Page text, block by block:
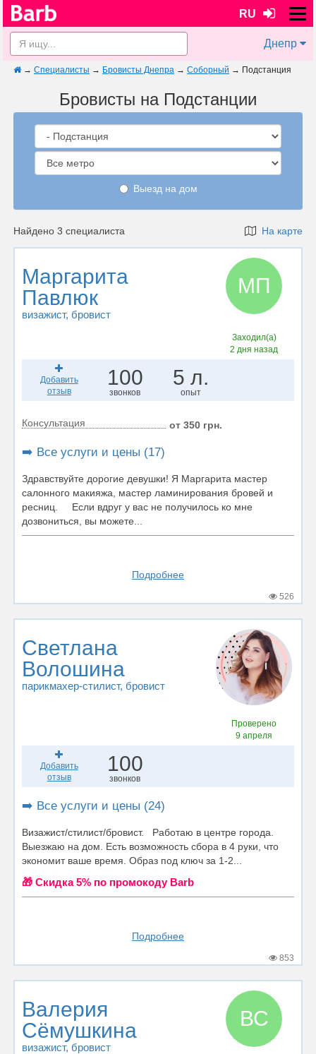
RU
Днепр
→ Специалисты → Бровисты Днепра → Соборный → Подстанция
Бровисты на Подстанции
Выезд на дом
Найдено 3 специалиста На карте
Маргарита
Павлюк
визажист, бровист
МП
Заходил(а)
2 дня назад
Добавить
отзыв
100
звонков
5 л.
опыт
Консультация от 350 грн.
➡️ Все услуги и цены (17)
Здравствуйте дорогие девушки! Я Маргарита мастер
салонного макияжа, мастер ламинирования бровей и
ресниц. Если вдруг у вас не получилось ко мне
дозвониться, вы можете...
Подробнее
526
Светлана
Волошина
парикмахер-стилист, бровист
Проверено
9 апреля
Добавить
отзыв
100
звонков
➡️ Все услуги и цены (24)
Визажист/стилист/бровист. Работаю в центре города.
Выезжаю на дом. Есть возможность сбора в 4 руки, что
экономит ваше время. Образ под ключ за 1-2...
🎁 Cкидка 5% по промокоду Barb
Подробнее
853
Валерия
Сёмушкина
визажист, бровист
ВС